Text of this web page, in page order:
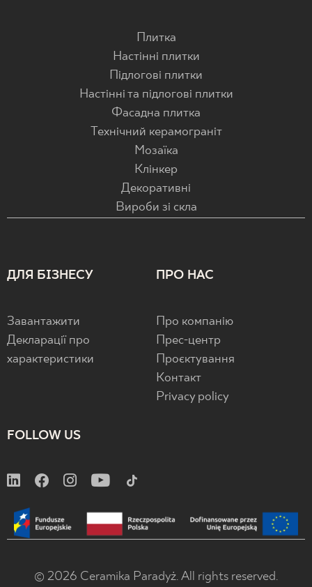
Плитка
Настінні плитки
Підлогові плитки
Настінні та підлогові плитки
Фасадна плитка
Технічний керамограніт
Мозаїка
Клінкер
Декоративні
Вироби зі скла
ДЛЯ БІЗНЕСУ
Завантажити
Декларації про
характеристики
ПРО НАС
Про компанію
Прес-центр
Проєктування
Контакт
Privacy policy
FOLLOW US
© 2026 Ceramika Paradyż. All rights reserved.